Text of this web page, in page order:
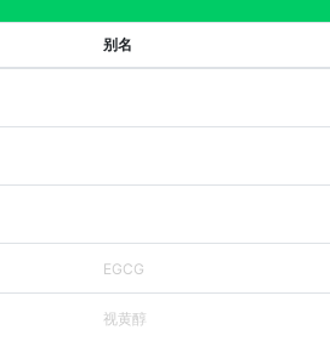
别名
EGCG
视黄醇